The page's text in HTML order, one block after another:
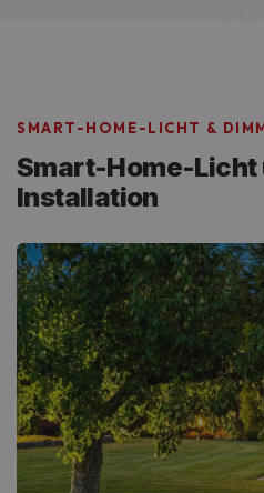
SMART-HOME-LICHT &
Smart-Home-Licht
Installation